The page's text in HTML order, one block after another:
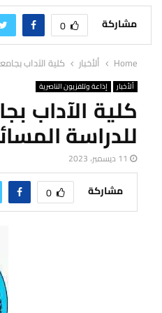
مشاركة 0
Home ألأخبار كلية الآداب
ألأخبار إذاعة وتلفزيون الناصرية
كلية الآداب
للدراسة
11 ديسمبر، 2023
مشاركة 0